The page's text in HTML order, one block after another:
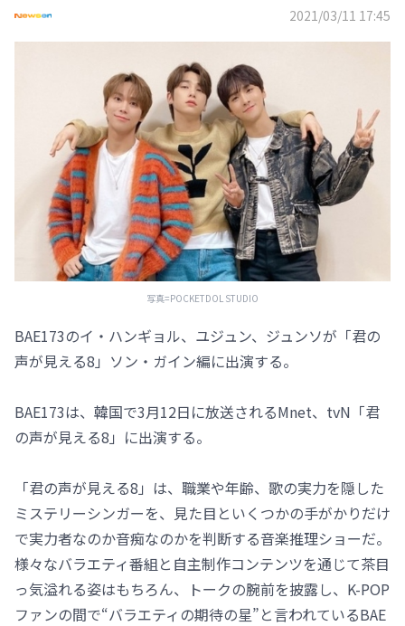
2021/03/11 17:45
写真=POCKETDOL STUDIO
BAE173のイ・ハンギョル、ユジュン、ジュンソが「君の
声が見える8」ソン・ガイン編に出演する。
BAE173は、韓国で3月12日に放送されるMnet、tvN「君
の声が見える8」に出演する。
「君の声が見える8」は、職業や年齢、歌の実力を隠した
ミステリーシンガーを、見た目といくつかの手がかりだけ
で実力者なのか音痴なのかを判断する音楽推理ショーだ。
様々なバラエティ番組と自主制作コンテンツを通じて茶目
っ気溢れる姿はもちろん、トークの腕前を披露し、K-POP
ファンの間で“バラエティの期待の星”と言われているBAE